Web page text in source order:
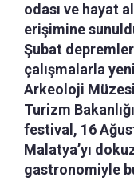
odası ve hayat
erişimine
Şubat
çalışmalarla
Arkeoloji Müzesi
Turizm
festival, 16
Malatya’yı
gastronomiyle